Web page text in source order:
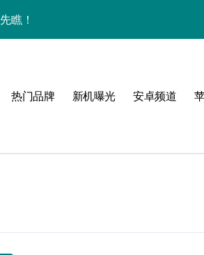
瞧！
秘！
新亮点！
热门品牌 新机曝光 安卓频道